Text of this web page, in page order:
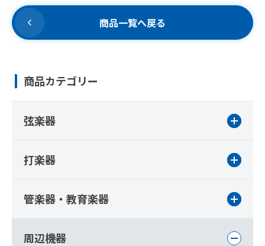
商品一覧へ戻る
商品カテゴリー
弦楽器
打楽器
管楽器・教育楽器
周辺機器